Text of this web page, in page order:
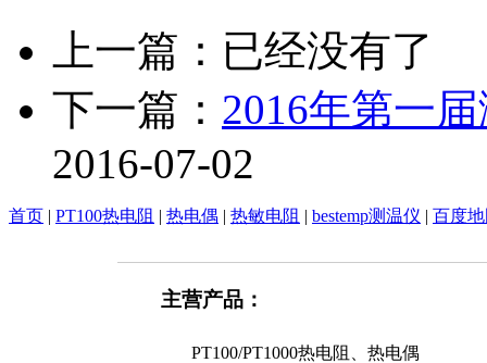
上一篇：已经没有了
下一篇： 2016年第一
2016-07-02
首页 | PT100热电阻 | 热电偶 | 热敏电阻 | bestemp测温仪 | 百度
主营产品：
PT100/PT1000热电阻、热电偶